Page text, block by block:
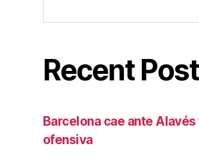
Recent
Barcelona cae ante
ofensiva